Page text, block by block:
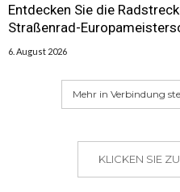
Entdecken Sie die
Straßenrad-
6. August 2026
Mehr in Verbindung
KLICKEN SIE